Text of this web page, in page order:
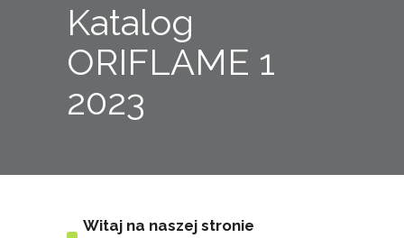
Katalog
ORIFLAME 1
2023
Witaj na naszej stronie